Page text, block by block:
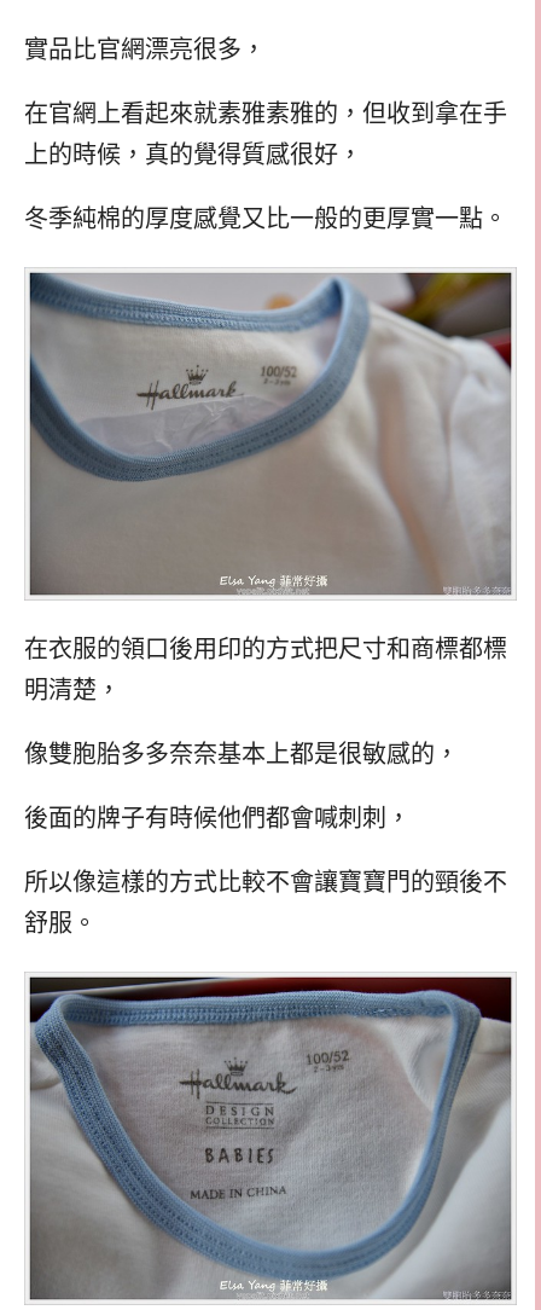
實品比官網漂亮很多，
在官網上看起來就素雅素雅的，但收到拿在手
上的時候，真的覺得質感很好，
冬季純棉的厚度感覺又比一般的更厚實一點。
在衣服的領口後用印的方式把尺寸和商標都標
明清楚，
像雙胞胎多多奈奈基本上都是很敏感的，
後面的牌子有時候他們都會喊刺刺，
所以像這樣的方式比較不會讓寶寶門的頸後不
舒服。